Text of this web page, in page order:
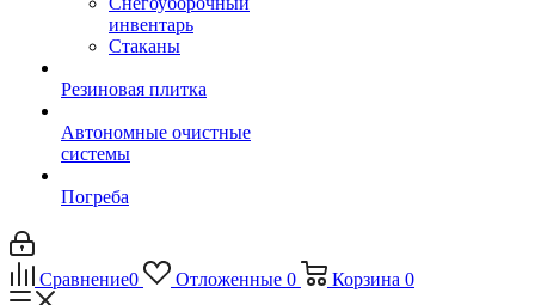
инвентарь
Стаканы
Резиновая плитка
Автономные очистные
системы
Погреба
Сравнение0 Отложенные 0 Корзина 0